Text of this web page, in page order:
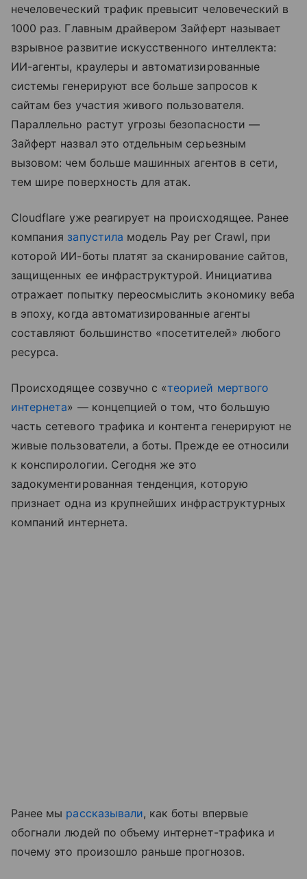
нечеловеческий трафик превысит человеческий в
1000 раз. Главным драйвером Зайферт называет
взрывное развитие искусственного интеллекта:
ИИ-агенты, краулеры и автоматизированные
системы генерируют все больше запросов к
сайтам без участия живого пользователя.
Параллельно растут угрозы безопасности —
Зайферт назвал это отдельным серьезным
вызовом: чем больше машинных агентов в сети,
тем шире поверхность для атак.
Cloudflare уже реагирует на происходящее. Ранее
компания запустила модель Pay per Crawl, при
которой ИИ-боты платят за сканирование сайтов,
защищенных ее инфраструктурой. Инициатива
отражает попытку переосмыслить экономику веба
в эпоху, когда автоматизированные агенты
составляют большинство «посетителей» любого
ресурса.
Происходящее созвучно с «теорией мертвого
интернета» — концепцией о том, что большую
часть сетевого трафика и контента генерируют не
живые пользователи, а боты. Прежде ее относили
к конспирологии. Сегодня же это
задокументированная тенденция, которую
признает одна из крупнейших инфраструктурных
компаний интернета.
Ранее мы рассказывали, как боты впервые
обогнали людей по объему интернет-трафика и
почему это произошло раньше прогнозов.